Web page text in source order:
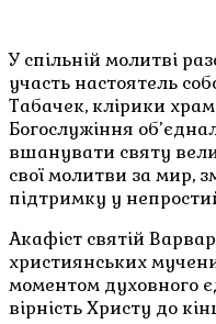
У спільній молитві
участь настоятель
Табачек, клірики
Богослужіння
вшанувати святу
свої молитви за мир,
підтримку у
Акафіст святій
християнських
моментом духовного
вірність Христу до